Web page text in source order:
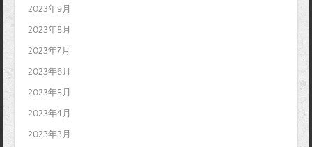
2023年9月
2023年8月
2023年7月
2023年6月
2023年5月
2023年4月
2023年3月